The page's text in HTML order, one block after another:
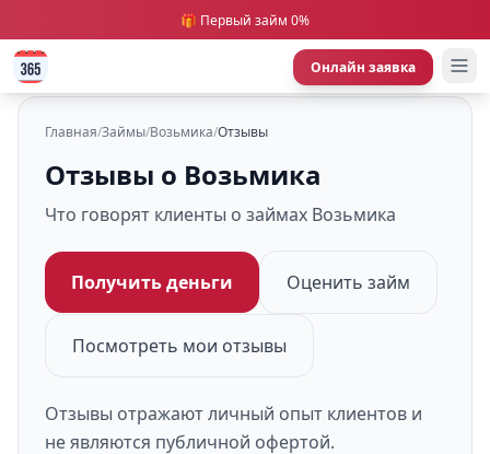
🎁 Первый займ 0%
Онлайн заявка
Главная/Займы/Возьмика/Отзывы
Отзывы о Возьмика
Что говорят клиенты о займах Возьмика
Получить деньги Оценить займ
Посмотреть мои отзывы
Отзывы отражают личный опыт клиентов и
не являются публичной офертой.